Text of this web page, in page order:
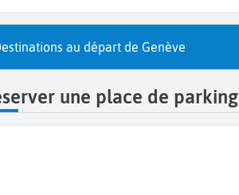
au départ de Genève
une place de parking